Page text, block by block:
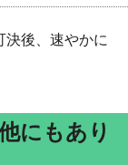
決後、速やかに
にもあり